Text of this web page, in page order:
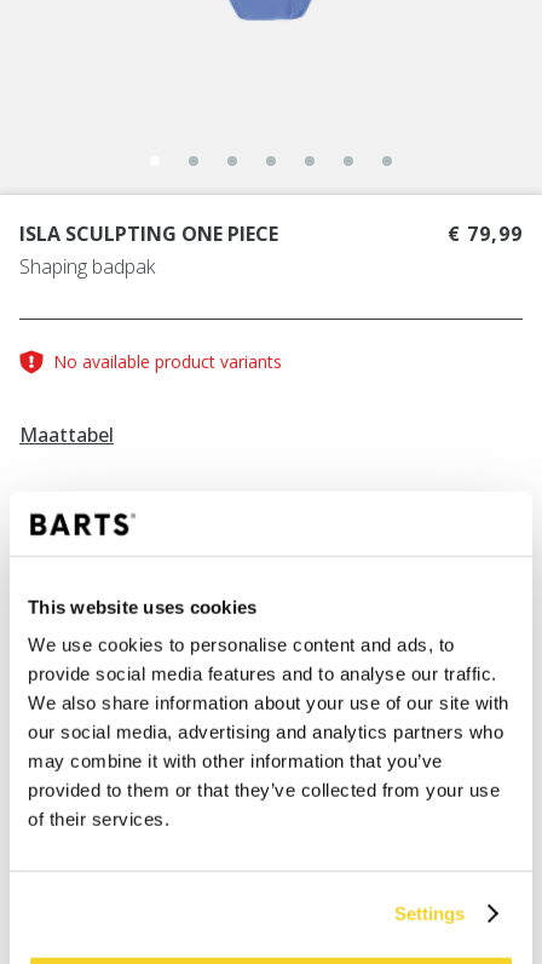
This website uses cookies
We use cookies to personalise content and ads, to
provide social media features and to analyse our traffic.
We also share information about your use of our site with
our social media, advertising and analytics partners who
may combine it with other information that you’ve
provided to them or that they’ve collected from your use
of their services.
Settings
ISLA SCULPTING ONE PIECE
Shaping badpak
€ 79,99
No available product variants
Maattabel
Vind jouw maat
KLEURblue
IN WINKELWAGEN
Bestellingen die op werkdagen vóór 12:00 uur
worden geplaatst, worden dezelfde dag verzonden